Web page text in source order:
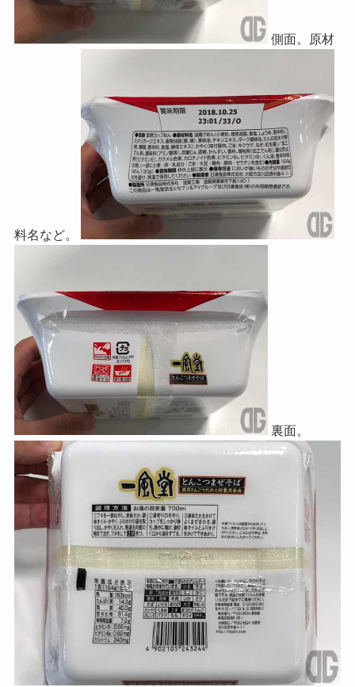
側面。原材
料名など。
裏面。